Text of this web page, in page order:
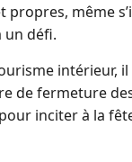
propres, même
un défi.
intérieur,
de fermeture
inciter à la